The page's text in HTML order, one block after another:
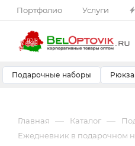
Портфолио Услуги
Подарочные наборы
Главная — Каталог —
Ежедневник в подарочном